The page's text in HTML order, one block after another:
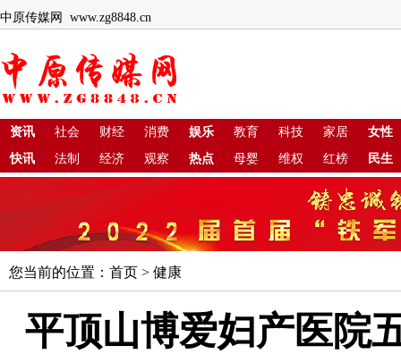
中原传媒网 www.zg8848.cn
资讯 社会 财经 消费 娱乐 教育 科技 家居
女性
快讯
法制 经济 观察 热点 母婴 维权 红榜 民生
您当前的位置： 首页 > 健康
平顶山博爱妇产医院